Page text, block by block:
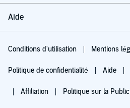
Aide
Conditions d'utilisation Mentions
Politique de confidentialité Aide
Affiliation Politique sur la